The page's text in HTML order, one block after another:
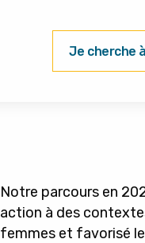
Je cherche
Notre parcours en
action à des
femmes et favorisé